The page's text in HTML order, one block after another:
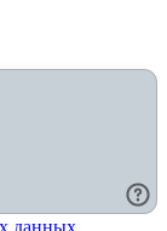
данных